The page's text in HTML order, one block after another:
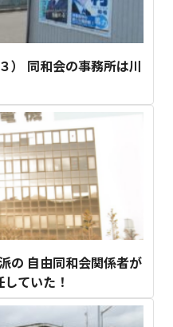
） 同和会の事務所は川
の 自由同和会関係者が
していた！